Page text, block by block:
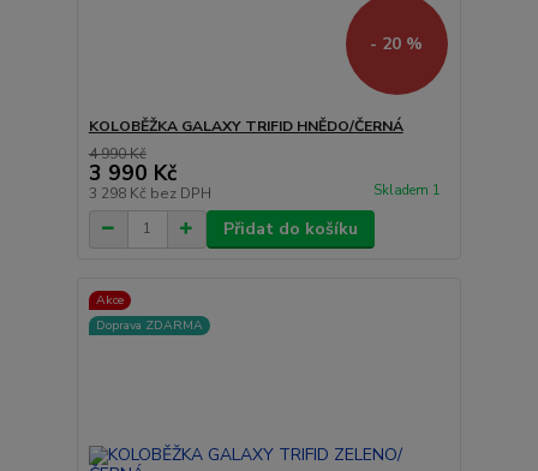
- 20 %
KOLOBĚŽKA GALAXY TRIFID HNĚDO/ČERNÁ
4 990 Kč
3 990 Kč
3 298 Kč bez DPH Skladem 1
Přidat do košíku
Akce
Doprava ZDARMA